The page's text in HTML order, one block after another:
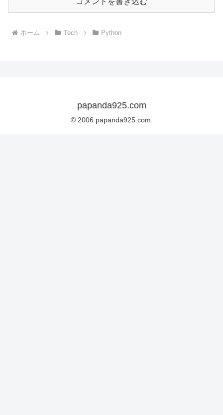
ホーム Tech Python
papanda925.com
© 2006 papanda925.com.